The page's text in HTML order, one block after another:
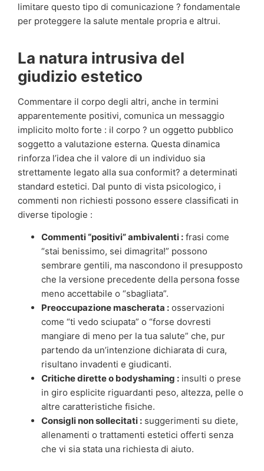
limitare questo tipo di comunicazione ? fondamentale
per proteggere la salute mentale propria e altrui.
La natura intrusiva del
giudizio estetico
Commentare il corpo degli altri, anche in termini
apparentemente positivi, comunica un messaggio
implicito molto forte : il corpo ? un oggetto pubblico
soggetto a valutazione esterna. Questa dinamica
rinforza l’idea che il valore di un individuo sia
strettamente legato alla sua conformit? a determinati
standard estetici. Dal punto di vista psicologico, i
commenti non richiesti possono essere classificati in
diverse tipologie :
Commenti “positivi” ambivalenti : frasi come
“stai benissimo, sei dimagrita!” possono
sembrare gentili, ma nascondono il presupposto
che la versione precedente della persona fosse
meno accettabile o “sbagliata”.
Preoccupazione mascherata : osservazioni
come “ti vedo sciupata” o “forse dovresti
mangiare di meno per la tua salute” che, pur
partendo da un’intenzione dichiarata di cura,
risultano invadenti e giudicanti.
Critiche dirette o bodyshaming : insulti o prese
in giro esplicite riguardanti peso, altezza, pelle o
altre caratteristiche fisiche.
Consigli non sollecitati : suggerimenti su diete,
allenamenti o trattamenti estetici offerti senza
che vi sia stata una richiesta di aiuto.